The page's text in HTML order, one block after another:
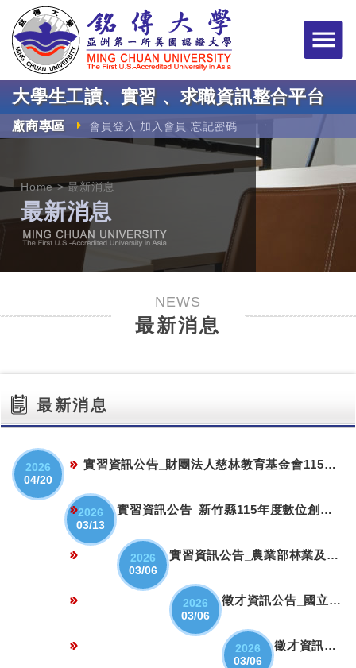
大學生工讀、實習 、求職資訊整合平台
廠商專區 會員登入 加入會員 忘記密碼
Home 最新消息
最新消息
NEWS
最新消息
最新消息
2026
04/20
實習資訊公告_財團法人慈林教育基金會115年度「暑期實習生」及...
2026
03/13
實習資訊公告_新竹縣115年度數位創新青年培育就業計畫
2026
03/06
實習資訊公告_農業部林業及自然保育署-115年度暑期實習
2026
03/06
徵才資訊公告_國立中央大學2026年春季校園徵才 企業博覽會活動
2026
03/06
徵才資訊公告_正修學校財團法人正修科技大學2026「 職得 你薪 ...